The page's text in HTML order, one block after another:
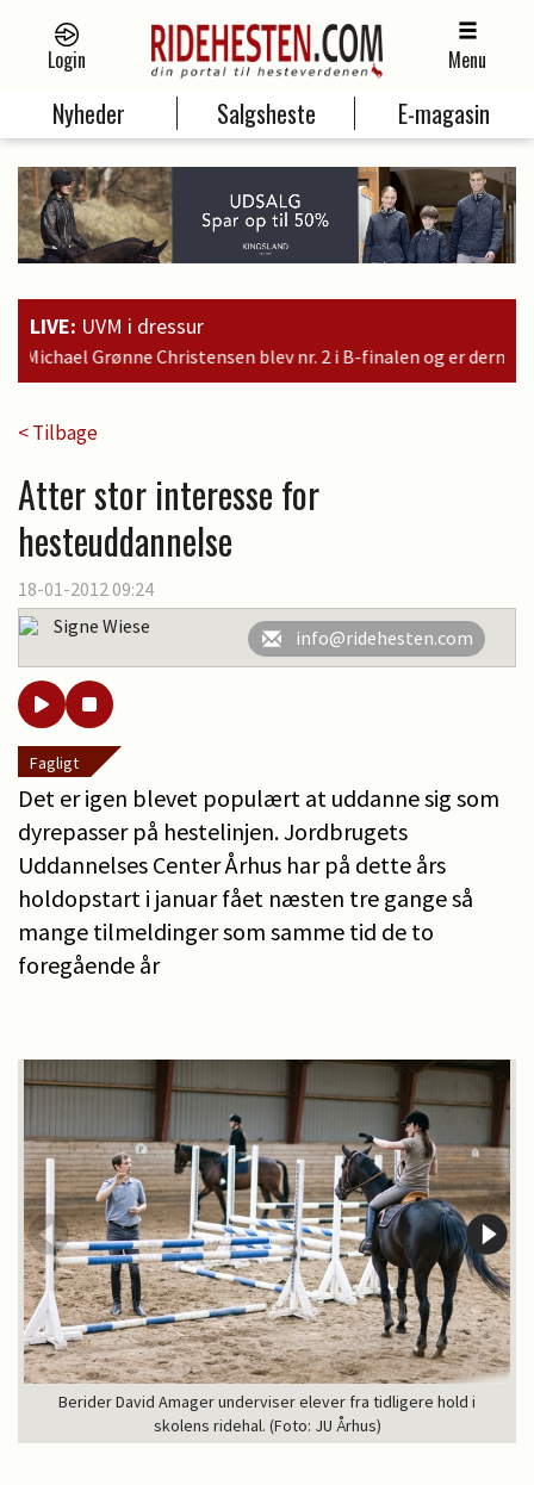
Login Menu
Nyheder Salgsheste E-magasin
LIVE: UVM i dressur
nr. 2 i B-finalen og er dermed kvalificeret til søndagens finale
< Tilbage
Atter stor interesse for
hesteuddannelse
18-01-2012 09:24
Signe Wiese
info@ridehesten.com
Fagligt
Det er igen blevet populært at uddanne sig som
dyrepasser på hestelinjen. Jordbrugets
Uddannelses Center Århus har på dette års
holdopstart i januar fået næsten tre gange så
mange tilmeldinger som samme tid de to
foregående år
Berider David Amager underviser elever fra tidligere hold i
skolens ridehal. (Foto: JU Århus)